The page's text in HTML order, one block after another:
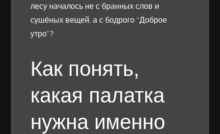
лесу началось не с бранных слов и
сушёных вещей, а с бодрого “Доброе
утро”?
Как понять,
какая палатка
нужна именно